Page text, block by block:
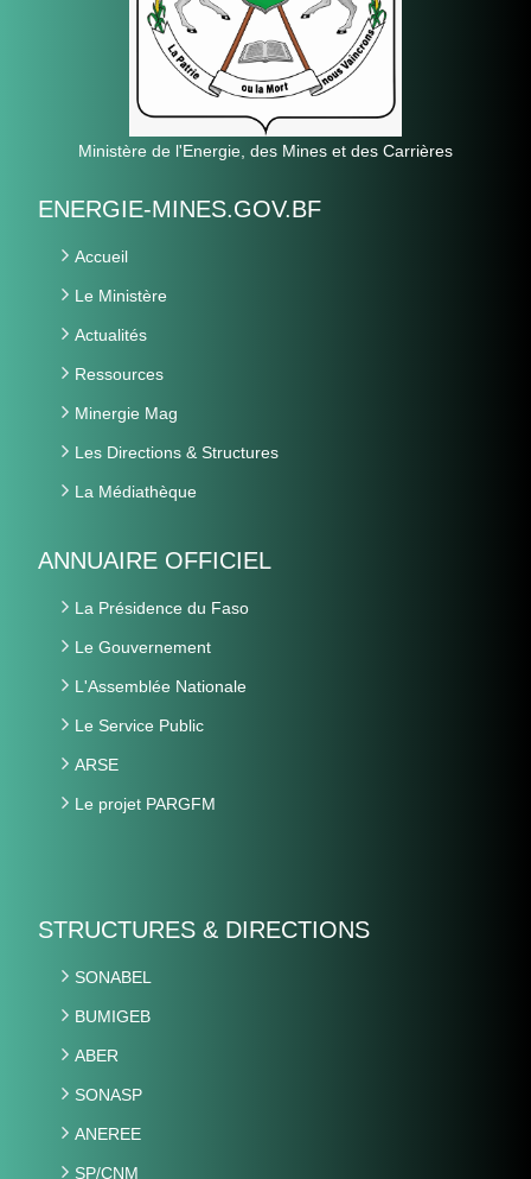
Ministère de l'Energie, des Mines et des Carrières
ENERGIE-MINES.GOV.BF
Accueil
Le Ministère
Actualités
Ressources
Minergie Mag
Les Directions & Structures
La Médiathèque
ANNUAIRE OFFICIEL
La Présidence du Faso
Le Gouvernement
L'Assemblée Nationale
Le Service Public
ARSE
Le projet PARGFM
STRUCTURES & DIRECTIONS
SONABEL
BUMIGEB
ABER
SONASP
ANEREE
SP/CNM